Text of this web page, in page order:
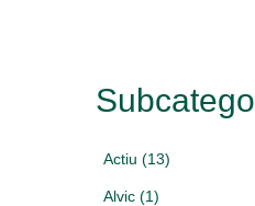
Actiu (13)
Alvic (1)